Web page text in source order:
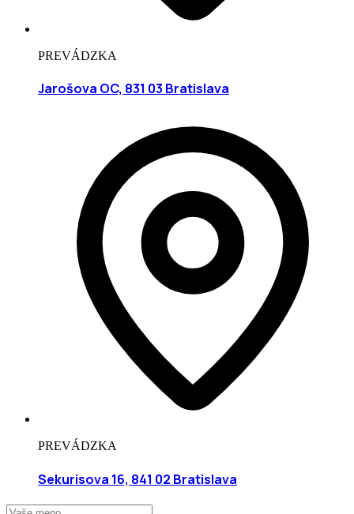
PREVÁDZKA
Jarošova OC, 831 03 Bratislava
PREVÁDZKA
Sekurisova 16, 841 02 Bratislava